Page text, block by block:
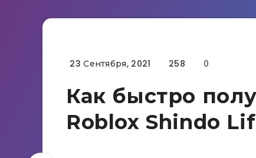
Гайды
23 Сентября, 2021 258 0
Как быстро
Roblox Shindo